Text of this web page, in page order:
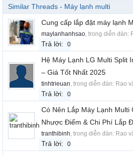
Similar Threads - Máy lạnh multi
Cung cấp lắp đặt máy lạnh
maylanhanhsao, trong diễn đàn:
Trả lời: 0
Hệ Máy Lạnh LG Multi Split
– Giá Tốt Nhất 2025
tinhtrieuan, trong diễn đàn: Rao
Trả lời: 0
Có Nên Lắp Máy Lạnh
Nhược Điểm & Chi Phí Lắp
tranthibinh, trong diễn đàn: Rao
Trả lời: 0